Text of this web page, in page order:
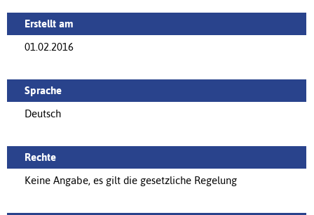
Erstellt am
01.02.2016
Sprache
Deutsch
Rechte
Keine Angabe, es gilt die gesetzliche Regelung